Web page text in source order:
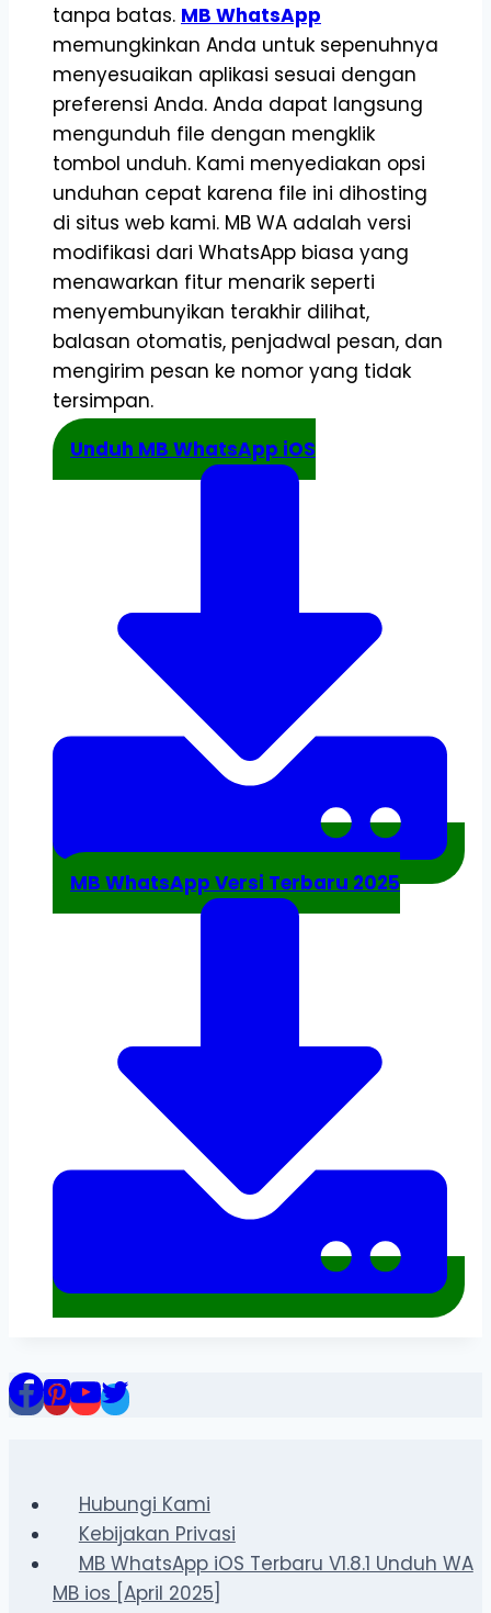
tanpa batas. MB WhatsApp
memungkinkan Anda untuk sepenuhnya
menyesuaikan aplikasi sesuai dengan
preferensi Anda. Anda dapat langsung
mengunduh file dengan mengklik
tombol unduh. Kami menyediakan opsi
unduhan cepat karena file ini dihosting
di situs web kami. MB WA adalah versi
modifikasi dari WhatsApp biasa yang
menawarkan fitur menarik seperti
menyembunyikan terakhir dilihat,
balasan otomatis, penjadwal pesan, dan
mengirim pesan ke nomor yang tidak
tersimpan.
Unduh MB WhatsApp iOS
MB WhatsApp Versi Terbaru 2025
Hubungi Kami
Kebijakan Privasi
MB WhatsApp iOS Terbaru V1.8.1 Unduh WA
MB ios [April 2025]